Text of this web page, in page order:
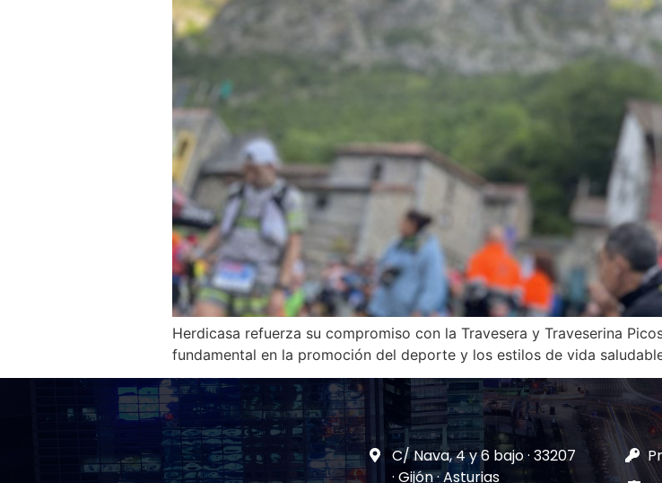
Herdicasa refuerza su compromiso con la Travesera y Traveserina
fundamental en la promoción del deporte y los estilos de vida
C/ Nava, 4 y 6 bajo · 33207
· Gijón · Asturias